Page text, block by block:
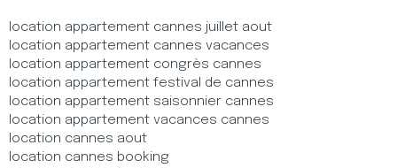
location appartement cannes juillet aout
location appartement cannes vacances
location appartement congrès cannes
location appartement festival de cannes
location appartement saisonnier cannes
location appartement vacances cannes
location cannes aout
location cannes booking